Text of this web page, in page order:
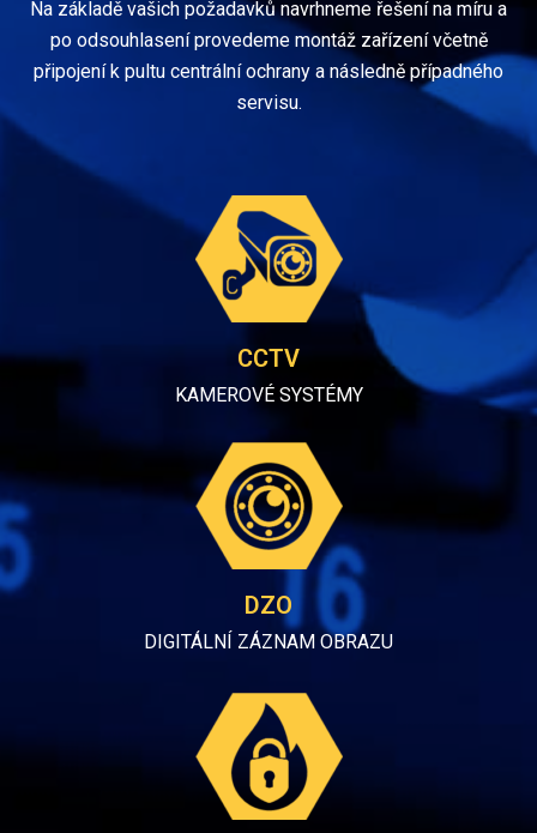
Na základě vašich požadavků navrhneme řešení na míru a
po odsouhlasení provedeme montáž zařízení včetně
připojení k pultu centrální ochrany a následně případného
servisu.
CCTV
KAMEROVÉ SYSTÉMY
DZO
DIGITÁLNÍ ZÁZNAM OBRAZU